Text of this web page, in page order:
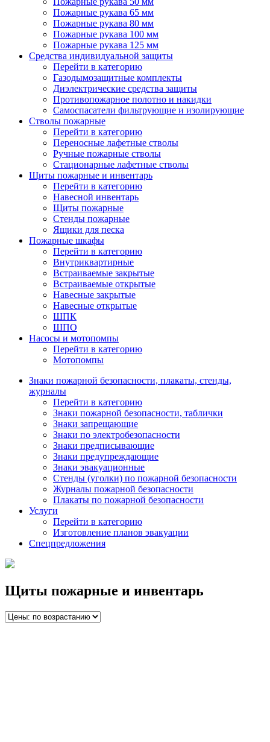
Пожарные рукава 65 мм
Пожарные рукава 80 мм
Пожарные рукава 100 мм
Пожарные рукава 125 мм
Средства индивидуальной защиты
Перейти в категорию
Газодымозащитные комплекты
Диэлектрические средства защиты
Противопожарное полотно и накидки
Самоспасатели фильтрующие и изолирующие
Стволы пожарные
Перейти в категорию
Переносные лафетные стволы
Ручные пожарные стволы
Стационарные лафетные стволы
Щиты пожарные и инвентарь
Перейти в категорию
Навесной инвентарь
Щиты пожарные
Стенды пожарные
Ящики для песка
Пожарные шкафы
Перейти в категорию
Внутриквартирные
Встраиваемые закрытые
Встраиваемые открытые
Навесные закрытые
Навесные открытые
ШПК
ШПО
Насосы и мотопомпы
Перейти в категорию
Мотопомпы
Знаки пожарной безопасности, плакаты, стенды,
журналы
Перейти в категорию
Знаки пожарной безопасности, таблички
Знаки запрещающие
Знаки по электробезопасности
Знаки предписывающие
Знаки предупреждающие
Знаки эвакуационные
Стенды (уголки) по пожарной безопасности
Журналы пожарной безопасности
Плакаты по пожарной безопасности
Услуги
Перейти в категорию
Изготовление планов эвакуации
Спецпредложения
Щиты пожарные и инвентарь